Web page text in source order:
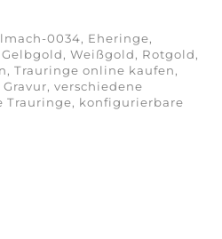
0034, Eheringe,
Weißgold, Rotgold,
Trauringe online kaufen,
verschiedene
konfigurierbare